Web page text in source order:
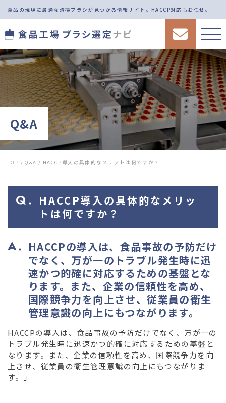
食品の現場に最適な清掃ブラシが見つかる情報サイト。 HACCP対応もお任せ。
Q&A
TOP /Q&A / HACCP導入の具体的なメリットは何ですか？
HACCP導入の具体的なメリッ
トは何ですか？
HACCPの導入は、食品事故の予防だけ
でなく、万が一のトラブル発生時に迅
速かつ的確に対応するための基盤とな
ります。また、企業の信頼性を高め、
国際競争力を向上させ、従業員の衛生
管理意識の向上にもつながります。
HACCPの導入は、食品事故の予防だけでなく、万が一の
トラブル発生時に迅速かつ的確に対応するための基盤と
なります。また、企業の信頼性を高め、国際競争力を向
上させ、従業員の衛生管理意識の向上にもつながりま
す。」